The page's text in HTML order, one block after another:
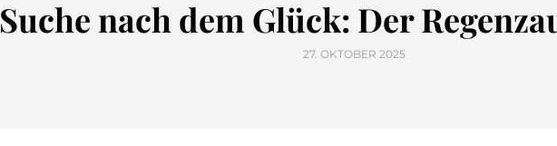
Suche nach dem Glück: Der
27. OKTOBER 2025